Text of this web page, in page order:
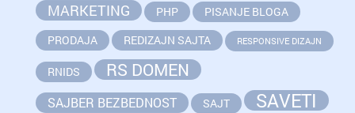
MARKETING PHP
PISANJE BLOGA
PRODAJA
REDIZAJN SAJTA RESPONSIVE DIZAJN
RNIDS RS DOMEN
SAJBER BEZBEDNOST SAJT SAVETI